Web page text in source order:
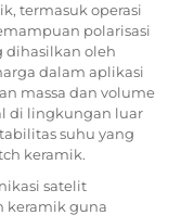
termasuk operasi
polarisasi
dihasilkan oleh
dalam aplikasi
massa dan volume
di lingkungan luar
suhu yang
keramik.
satelit
keramik guna